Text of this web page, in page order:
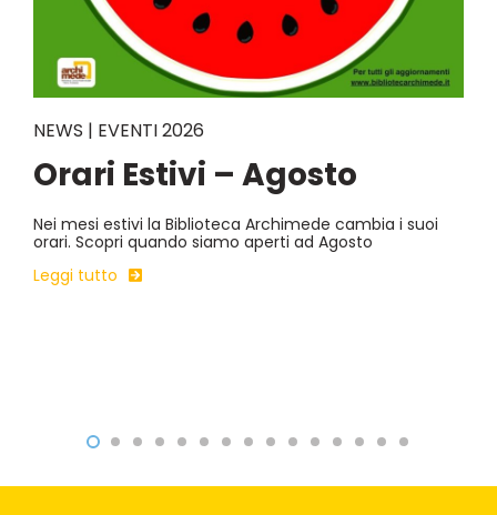
NEWS | EVENTI 2026
Orari Estivi – Agosto
Nei mesi estivi la Biblioteca Archimede cambia i suoi
orari. Scopri quando siamo aperti ad Agosto
Leggi tutto